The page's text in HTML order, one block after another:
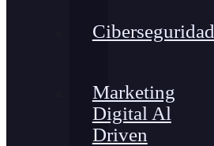
Ciberseguridad
Marketing
Digital Al
Driven